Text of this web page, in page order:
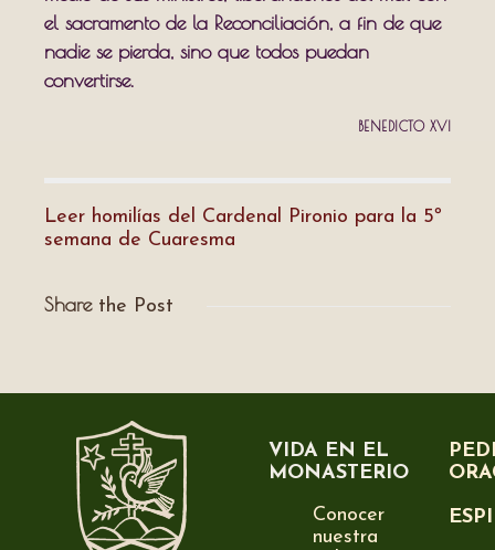
el sacramento de la Reconciliación, a fin de que
nadie se pierda, sino que todos puedan
convertirse.
BENEDICTO XVI
Leer homilías del Cardenal Pironio para la 5º
semana de Cuaresma
Sharethe Post
VIDA EN EL
MONASTERIO
Conocer
nuestra